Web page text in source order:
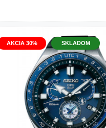
AKCIA 30% SKLADOM